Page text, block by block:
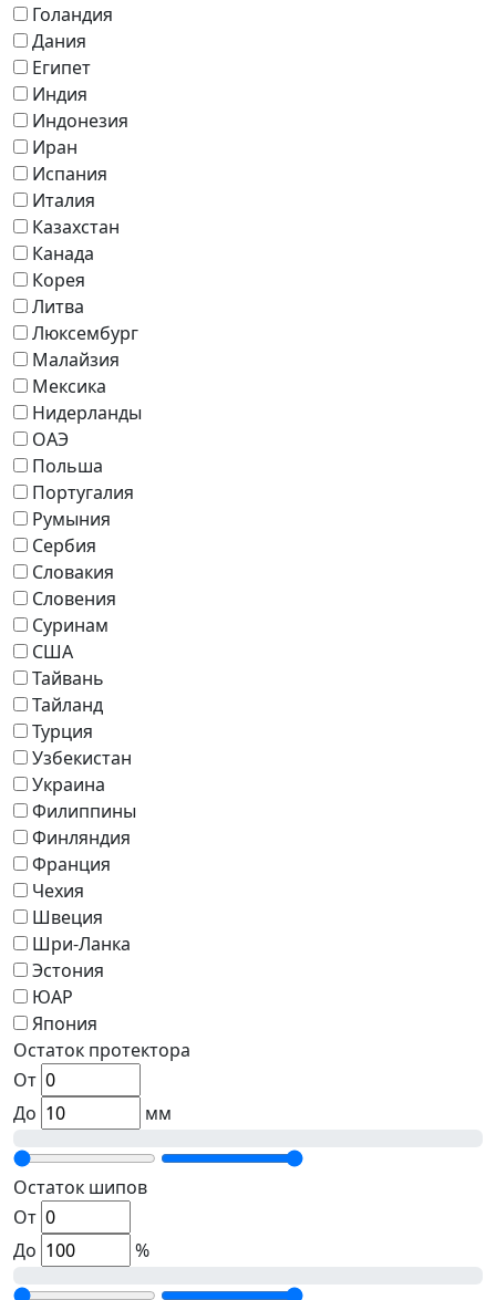
Голандия
Дания
Египет
Индия
Индонезия
Иран
Испания
Италия
Казахстан
Канада
Корея
Литва
Люксембург
Малайзия
Мексика
Нидерланды
ОАЭ
Польша
Португалия
Румыния
Сербия
Словакия
Словения
Суринам
США
Тайвань
Тайланд
Турция
Узбекистан
Украина
Филиппины
Финляндия
Франция
Чехия
Швеция
Шри-Ланка
Эстония
ЮАР
Япония
Остаток протектора
От
До
мм
Остаток шипов
От
До
%